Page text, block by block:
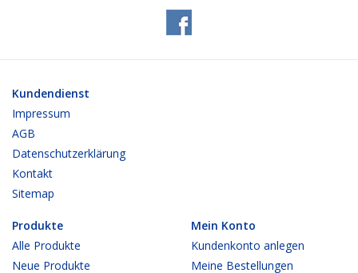
Kundendienst
Impressum
AGB
Datenschutzerklärung
Kontakt
Sitemap
Produkte
Alle Produkte
Neue Produkte
Mein Konto
Kundenkonto anlegen
Meine Bestellungen